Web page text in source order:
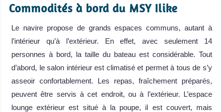
Commodités à bord du MSY Ilike
Le navire propose de grands espaces communs, autant à
l’intérieur qu’à l’extérieur. En effet, avec seulement 14
personnes à bord, la taille du bateau est considérable. Tout
d’abord, le salon intérieur est climatisé et permet à tous de s’y
asseoir confortablement. Les repas, fraîchement préparés,
peuvent être servis à cet endroit, ou à l’extérieur. L’espace
lounge extérieur est situé à la poupe, il est couvert, mais